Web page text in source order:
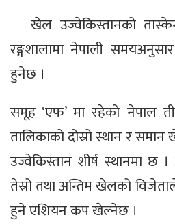
खेल उज्वेकिस्तानको
रङ्गशालामा नेपाली
हुनेछ ।
समूह ‘एफ’ मा रहेको नेपाल
तालिकाको दोस्रो स्थान र
उज्वेकिस्तान शीर्ष स्थानमा
तेस्रो तथा अन्तिम खेलको
हुने एशियन कप खेल्नेछ ।